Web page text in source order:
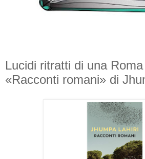
Lucidi ritratti di una
«Racconti romani» di